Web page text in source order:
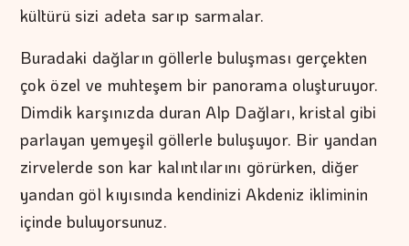
kültürü sizi adeta sarıp sarmalar.
Buradaki dağların göllerle buluşması gerçekten
çok özel ve muhteşem bir panorama oluşturuyor.
Dimdik karşınızda duran Alp Dağları, kristal gibi
parlayan yemyeşil göllerle buluşuyor. Bir yandan
zirvelerde son kar kalıntılarını görürken, diğer
yandan göl kıyısında kendinizi Akdeniz ikliminin
içinde buluyorsunuz.